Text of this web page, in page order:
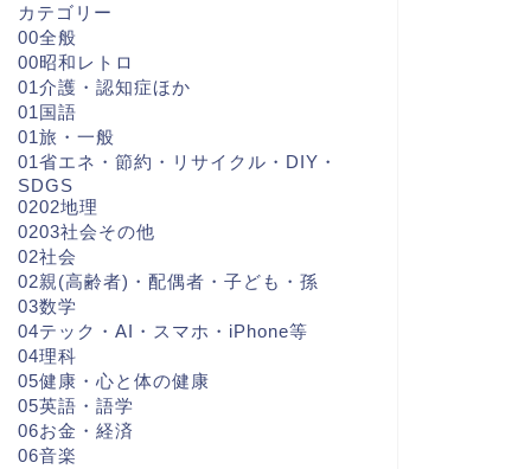
カテゴリー
00全般
00昭和レトロ
01介護・認知症ほか
01国語
01旅・一般
01省エネ・節約・リサイクル・DIY・
SDGS
0202地理
0203社会その他
02社会
02親(高齢者)・配偶者・子ども・孫
03数学
04テック・AI・スマホ・iPhone等
04理科
05健康・心と体の健康
05英語・語学
06お金・経済
06音楽